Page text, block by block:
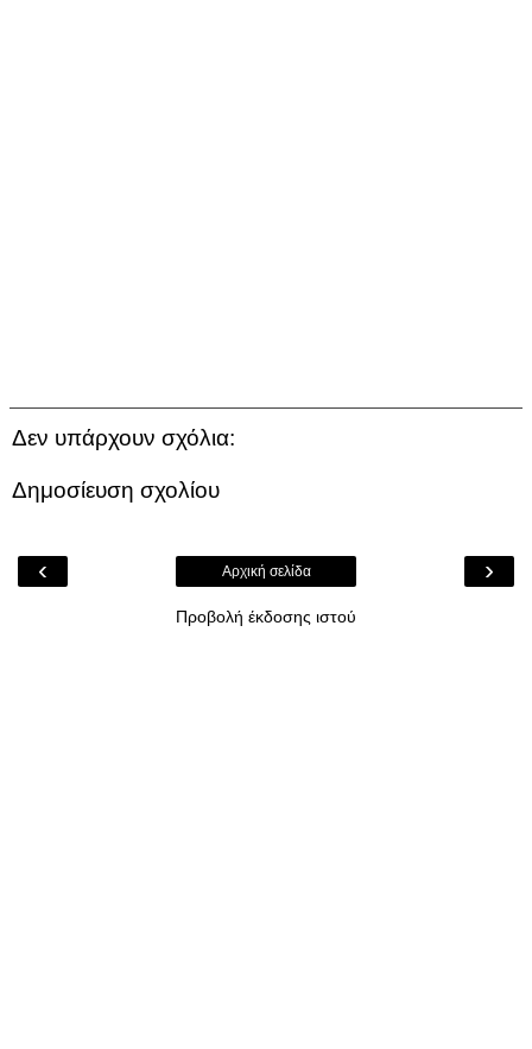
Δεν υπάρχουν σχόλια:
Δημοσίευση σχολίου
‹ ›
Αρχική σελίδα
Προβολή έκδοσης ιστού